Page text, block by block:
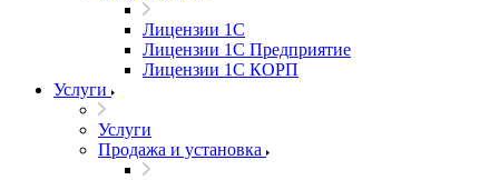
Лицензии 1С
Лицензии 1С Предприятие
Лицензии 1С КОРП
Услуги
Услуги
Продажа и установка